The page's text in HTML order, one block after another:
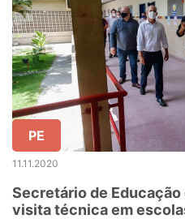
PE
11.11.2020
Secretário de
visita técnica em